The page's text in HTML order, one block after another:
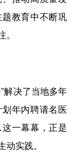
教育中不断巩
决了当地多年
年内聘请名医
一幕幕，正是
实践。